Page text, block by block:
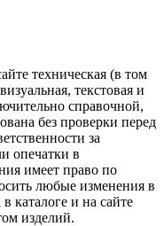
техническая (в том
текстовая и
справочной,
без проверки перед
за
опечатки в
имеет право по
любые изменения в
и на сайте
изделий.